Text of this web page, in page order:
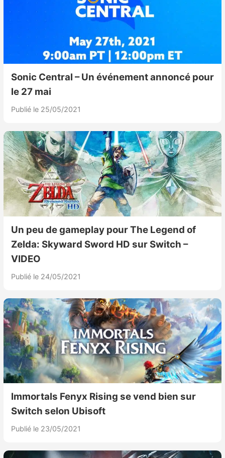
Sonic Central – Un événement annoncé pour
le 27 mai
Publié le 25/05/2021
Un peu de gameplay pour The Legend of
Zelda: Skyward Sword HD sur Switch –
VIDEO
Publié le 24/05/2021
Immortals Fenyx Rising se vend bien sur
Switch selon Ubisoft
Publié le 23/05/2021